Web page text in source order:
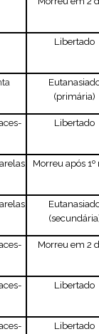
Libertado
(primária)
Libertado
Morreu após 1º
Morreu em 2
Libertado
Libertado